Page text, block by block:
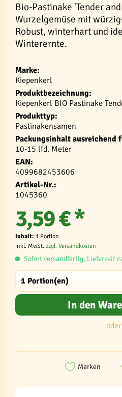
Bio-Pastinake 'Tender
Wurzelgemüse mit
Robust, winterhart und
Winterernte.
Marke:
Kiepenkerl
Produktbezeichnung:
Kiepenkerl BIO Pastinake
Produkttyp:
Pastinakensamen
Packungsinhalt ausreichend
10-15 lfd. Meter
EAN:
4099682453606
Artikel-Nr.:
1045360
3,59 € *
Inhalt: 1 Portion
inkl. MwSt. zzgl. Versandkosten
Sofort versandfertig, Lieferzeit
In den
oder
Merken